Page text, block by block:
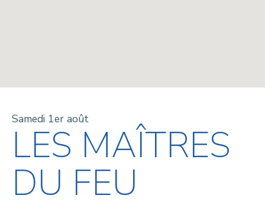
Samedi 1er août
LES MAÎTRES
DU FEU